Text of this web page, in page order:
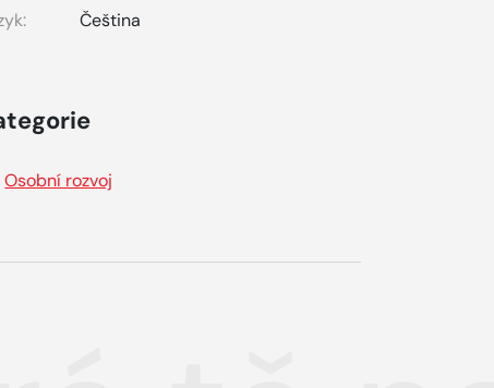
Čeština
Osobní rozvoj